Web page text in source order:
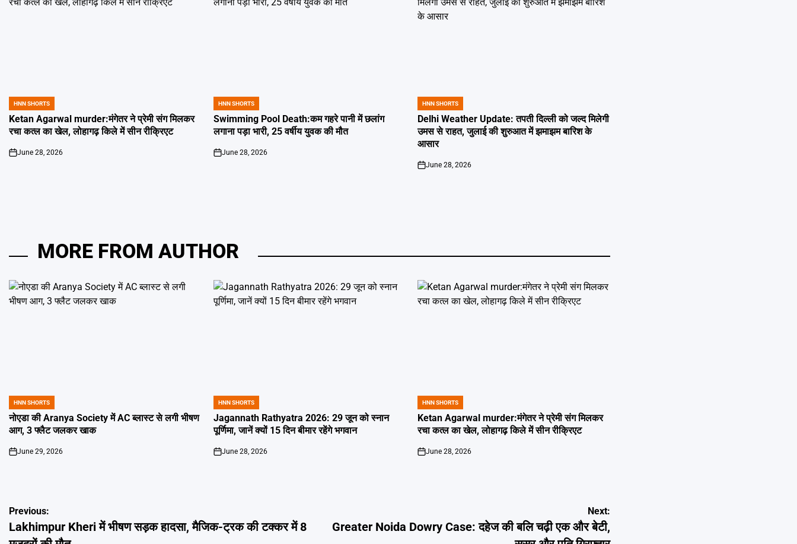
POSTED
IN
HNN SHORTS
Ketan Agarwal murder:मंगेतर ने प्रेमी संग मिलकर
रचा कत्ल का खेल, लोहागढ़ किले में सीन रीक्रिएट
on
June 28, 2026
POSTED
IN
HNN SHORTS
Swimming Pool Death:कम गहरे पानी में छलांग
लगाना पड़ा भारी, 25 वर्षीय युवक की मौत
on
June 28, 2026
POSTED
IN
HNN SHORTS
Delhi Weather Update: तपती दिल्ली को जल्द मिलेगी
उमस से राहत, जुलाई की शुरुआत में झमाझम बारिश के
आसार
on
June 28, 2026
MORE FROM AUTHOR
POSTED
IN
HNN SHORTS
नोएडा की Aranya Society में AC ब्लास्ट से लगी भीषण
आग, 3 फ्लैट जलकर खाक
on
June 29, 2026
POSTED
IN
HNN SHORTS
Jagannath Rathyatra 2026: 29 जून को स्नान
पूर्णिमा, जानें क्यों 15 दिन बीमार रहेंगे भगवान
on
June 28, 2026
POSTED
IN
HNN SHORTS
Ketan Agarwal murder:मंगेतर ने प्रेमी संग मिलकर
रचा कत्ल का खेल, लोहागढ़ किले में सीन रीक्रिएट
on
June 28, 2026
Post
navigation
Previous:
Lakhimpur Kheri में भीषण सड़क हादसा, मैजिक-ट्रक की टक्कर में 8
Next:
Greater Noida Dowry Case: दहेज की बलि चढ़ी एक और बेटी,